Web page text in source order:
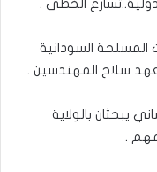
الخطى .
المسلحة السودانية
سلاح المهندسين .
يبحثان بالولاية
.